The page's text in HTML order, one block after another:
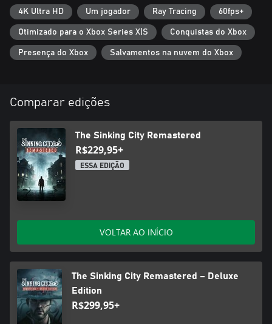
- Gere a tua saúde mental para desvendares a verdade por trás
da insanidade.
4K Ultra HD Um jogador Ray Tracing 60fps+
Otimizado para o Xbox Series X|S Conquistas do Xbox
Presença do Xbox Salvamentos na nuvem do Xbox
Comparar edições
The Sinking City Remastered
R$229,95+
ESSA EDIÇÃO
VOLTAR AO INÍCIO
The Sinking City Remastered – Deluxe
Edition
R$299,95+